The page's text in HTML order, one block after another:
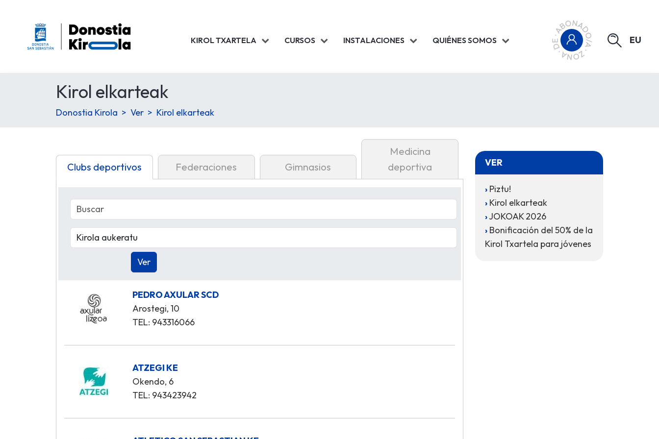
KIROL TXARTELA CURSOS INSTALACIONES QUIÉNES SOMOS EU
Kirol elkarteak
Donostia Kirola Ver Kirol elkarteak
Clubs deportivos Federaciones Gimnasios
Medicina
deportiva
PEDRO AXULAR SCD
Arostegi, 10
TEL: 943316066
ATZEGI KE
Okendo, 6
TEL: 943423942
VER
Piztu!
Kirol elkarteak
JOKOAK 2026
Bonificación del 50% de la
Kirol Txartela para jóvenes